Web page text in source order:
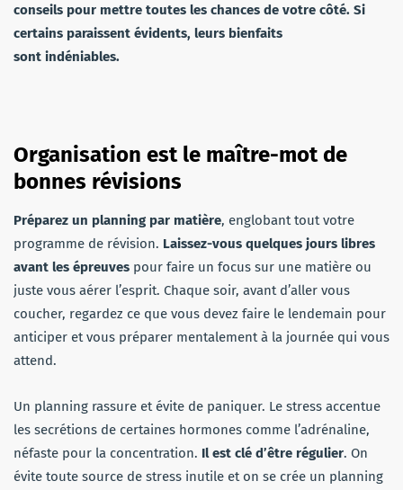
conseils pour mettre toutes les chances de votre côté. Si
certains paraissent évidents, leurs bienfaits
sont indéniables.
Organisation est le maître-mot de
bonnes révisions
Préparez un planning par matière, englobant tout votre
programme de révision. Laissez-vous quelques jours libres
avant les épreuves pour faire un focus sur une matière ou
juste vous aérer l’esprit. Chaque soir, avant d’aller vous
coucher, regardez ce que vous devez faire le lendemain pour
anticiper et vous préparer mentalement à la journée qui vous
attend.
Un planning rassure et évite de paniquer. Le stress accentue
les secrétions de certaines hormones comme l’adrénaline,
néfaste pour la concentration. Il est clé d’être régulier. On
évite toute source de stress inutile et on se crée un planning